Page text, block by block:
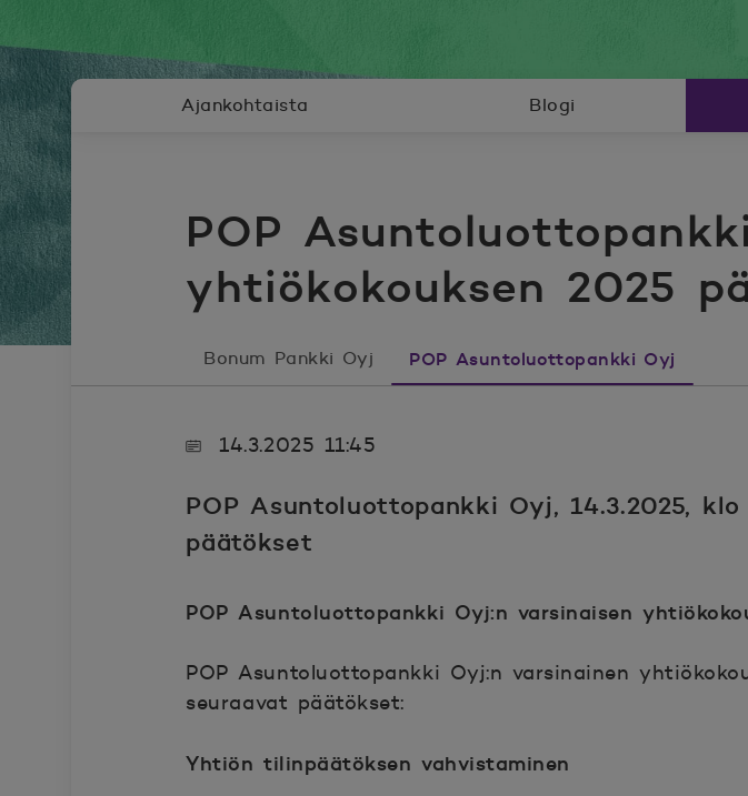
POP
yhtiökokouksen 2025
Ajankohtaista Blogi
Bonum Pankki Oyj POP Asuntoluottopankki Oyj
14.3.2025 11:45
POP Asuntoluottopankki Oyj, 14.3.2025,
päätökset
POP Asuntoluottopankki Oyj:n varsinaisen
POP Asuntoluottopankki Oyj:n varsinainen
seuraavat päätökset:
Yhtiön tilinpäätöksen vahvistaminen